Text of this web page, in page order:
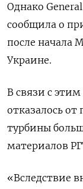
Однако
сообщила о
после начала
Украине.
В связи с
отказалось от
турбины
материалов
«Вследствие